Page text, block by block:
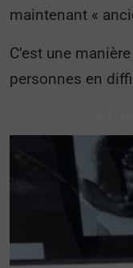
maintenant «
C’est une
personnes en